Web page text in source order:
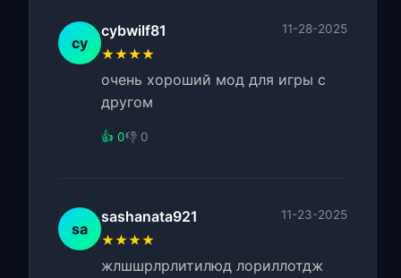
cy
cybwilf81 11-28-2025
★★★★
очень хороший мод для игры с
другом
👍 0👎 0
sa
sashanata921 11-23-2025
★★★★
жлшшрлрлитилюд лориллотдж